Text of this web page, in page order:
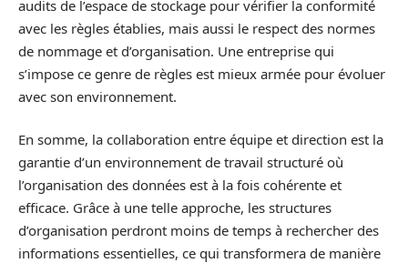
audits de l’espace de stockage pour vérifier la conformité
avec les règles établies, mais aussi le respect des normes
de nommage et d’organisation. Une entreprise qui
s’impose ce genre de règles est mieux armée pour évoluer
avec son environnement.
En somme, la collaboration entre équipe et direction est la
garantie d’un environnement de travail structuré où
l’organisation des données est à la fois cohérente et
efficace. Grâce à une telle approche, les structures
d’organisation perdront moins de temps à rechercher des
informations essentielles, ce qui transformera de manière